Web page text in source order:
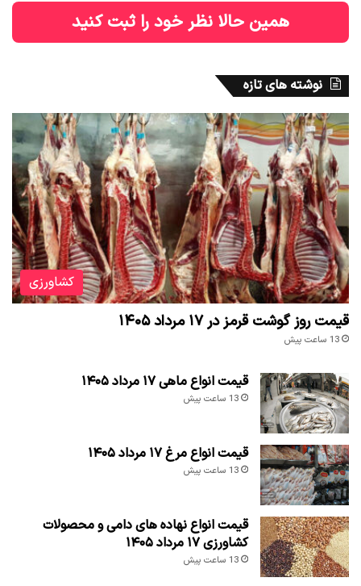
همین حالا نظر خود را ثبت کنید
نوشته های تازه
کشاورزی
قیمت روز گوشت قرمز در ۱۷ مرداد ۱۴۰۵
13 ساعت پیش
قیمت انواع ماهی ۱۷ مرداد ۱۴۰۵
13 ساعت پیش
قیمت انواع مرغ ۱۷ مرداد ۱۴۰۵
13 ساعت پیش
قیمت انواع نهاده های دامی و محصولات
کشاورزی ۱۷ مرداد ۱۴۰۵
13 ساعت پیش